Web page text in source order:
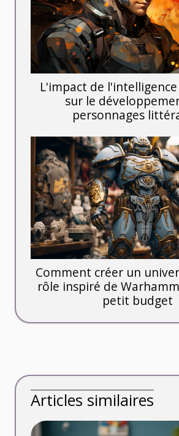
L'impact de
sur le
personnages
Comment créer un
rôle inspiré de
petit budget
Articles similaires